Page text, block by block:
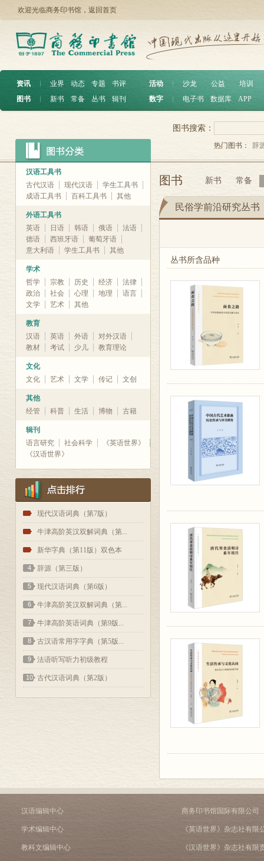
欢迎光临商务印书馆， 返回首页
资讯 ︱ 业界 动态 专题
书评
图书
︱ 新书 常备 丛书 辑刊
活动 沙龙 公益
培训
数字
电子书 数据库 APP
汉语工具书
古代汉语
现代汉语
学生工具书
成语工具书
百科工具书 其他
外语工具书
英语
日语 韩语 俄语
法语
德语
西班牙语
葡萄牙语
意大利语
学生工具书 其他
学术
哲学
宗教 历史 经济
法律
政治
社会 心理 地理
语言
文学
艺术 其他
教育
汉语
英语 外语
对外汉语
教材
考试 少儿 教育理论
文化
文化
艺术 文学 传记 文创
其他
经管
科普 生活 博物 古籍
辑刊
语言研究
社会科学
《英语世界》
《汉语世界》
1 现代汉语词典（第7版）
2 牛津高阶英汉双解词典（第...
3 新华字典（第11版）双色本
4 辞源（第三版）
5 现代汉语词典（第6版）
6 牛津高阶英汉双解词典（第...
7 牛津高阶英语词典（第9版...
8 古汉语常用字字典（第5版...
9 法语听写听力初级教程
10 古代汉语词典（第2版）
图书搜索：
热门图书： 辞
图书 新书 常备
民俗学前沿研究丛书
丛书所含品种
汉语编辑中心
学术编辑中心
教科文编辑中心
商务印书馆国际有限公司
《英语世界》杂志社有限
《汉语世界》杂志社有限